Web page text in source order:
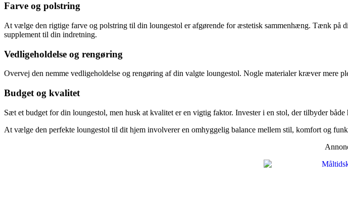
Farve og polstring
At vælge den rigtige farve og polstring til din loungestol er afgørende for æstetisk sammenhæng. Tænk på
supplement til din indretning.
Vedligeholdelse og rengøring
Overvej den nemme vedligeholdelse og rengøring af din valgte loungestol. Nogle materialer kræver
Budget og kvalitet
Sæt et budget for din loungestol, men husk at kvalitet er en vigtig faktor. Invester i en stol, der tilbyder
At vælge den perfekte loungestol til dit hjem involverer en omhyggelig balance mellem stil, komfort og